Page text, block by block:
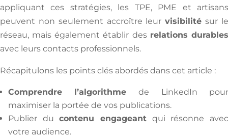
appliquant ces stratégies, les TPE, PME et
peuvent non seulement accroître leurvisibilité sur
réseau, mais également établir des relations
avec leurs contacts professionnels.
Récapitulons les points clés abordés dans cet article :
Comprendre l’algorithme de LinkedIn
maximiser la portée de vos publications.
Publier ducontenu engageant qui résonne
votre audience.